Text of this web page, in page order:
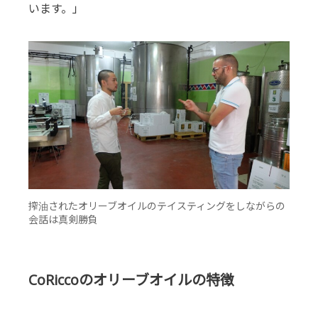
います。」
搾油されたオリーブオイルのテイスティングをしながらの
会話は真剣勝負
CoRiccoのオリーブオイルの特徴